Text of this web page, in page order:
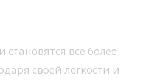
все более
своей легкости и